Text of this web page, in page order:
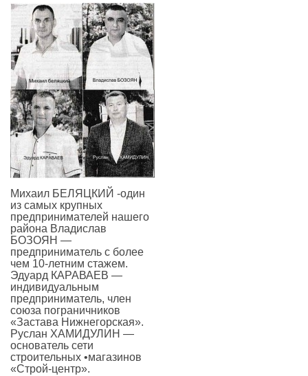
Михаил БЕЛЯЦКИЙ -один
из самых крупных
предпринимателей нашего
района Владислав
БОЗОЯН —
предприниматель с более
чем 10-летним стажем.
Эдуард КАРАВАЕВ —
индивидуальным
предприниматель, член
союза пограничников
«Застава Нижнегорская».
Руслан ХАМИДУЛИН —
основатель сети
строительных •магазинов
«Строй-центр».